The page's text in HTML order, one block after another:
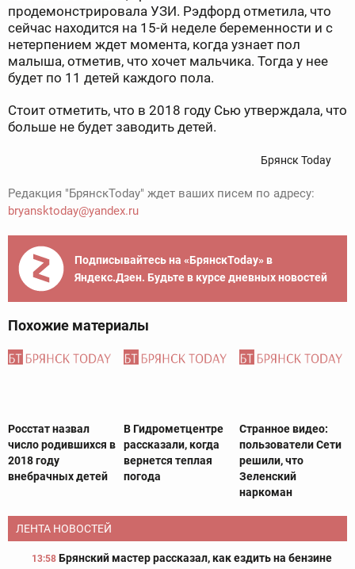
продемонстрировала УЗИ. Рэдфорд отметила, что
сейчас находится на 15-й неделе беременности и с
нетерпением ждет момента, когда узнает пол
малыша, отметив, что хочет мальчика. Тогда у нее
будет по 11 детей каждого пола.
Стоит отметить, что в 2018 году Сью утверждала, что
больше не будет заводить детей.
Брянск Today
Редакция "БрянскToday" ждет ваших писем по адресу:
bryansktoday@yandex.ru
Подписывайтесь на «БрянскToday» в
Яндекс.Дзен. Будьте в курсе дневных новостей
Похожие материалы
Росстат назвал
число родившихся в
2018 году
внебрачных детей
В Гидрометцентре
рассказали, когда
вернется теплая
погода
Странное видео:
пользователи Сети
решили, что
Зеленский
наркоман
ЛЕНТА НОВОСТЕЙ
13:58 Брянский мастер рассказал, как ездить на бензине